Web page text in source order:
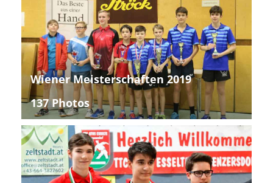
Wiener Meisterschaften 2019
137 Photos